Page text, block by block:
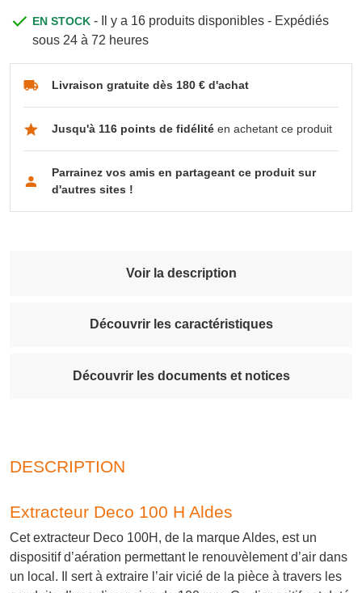
EN STOCK- Il y a 16 produits disponibles - Expédiés
sous 24 à 72 heures
Livraison gratuite dès 180 € d'achat
Jusqu'à 116 points de fidélitéen achetant ce produit
Parrainez vos amis en partageant ce produit sur
d'autres sites !
Voir la description
Découvrir les caractéristiques
Découvrir les documents et notices
DESCRIPTION
Extracteur Deco 100 H Aldes
Cet extracteur Deco 100H, de la marque Aldes, est un
dispositif d’aération permettant le renouvèlement d’air dans
un local. Il sert à extraire l’air vicié de la pièce à travers les